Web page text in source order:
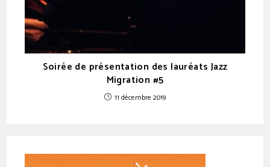
Soirée de présentation des lauréats Jazz
Migration #5
11 décembre 2019